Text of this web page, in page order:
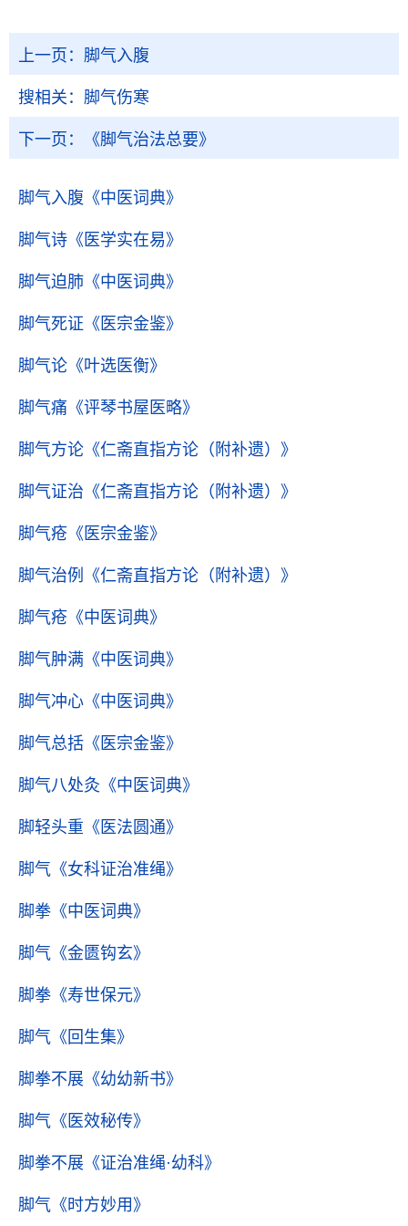
上一页： 脚气入腹
搜相关： 脚气伤寒
下一页： 《脚气治法总要》
脚气入腹 《中医词典》
脚气诗 《医学实在易》
脚气迫肺 《中医词典》
脚气死证 《医宗金鉴》
脚气论 《叶选医衡》
脚气痛 《评琴书屋医略》
脚气方论 《仁斋直指方论（附补遗）》
脚气证治 《仁斋直指方论（附补遗）》
脚气疮 《医宗金鉴》
脚气治例 《仁斋直指方论（附补遗）》
脚气疮 《中医词典》
脚气肿满 《中医词典》
脚气冲心 《中医词典》
脚气总括 《医宗金鉴》
脚气八处灸 《中医词典》
脚轻头重 《医法圆通》
脚气 《女科证治准绳》
脚拳 《中医词典》
脚气 《金匮钩玄》
脚拳 《寿世保元》
脚气 《回生集》
脚拳不展 《幼幼新书》
脚气 《医效秘传》
脚拳不展 《证治准绳·幼科》
脚气 《时方妙用》